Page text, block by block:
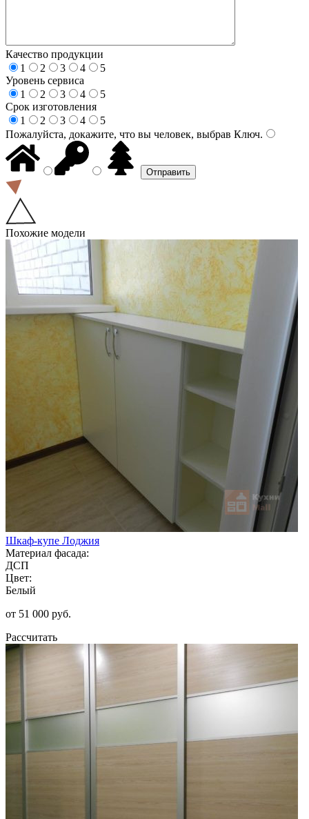
Качество продукции
1
2 3 4
5
Уровень сервиса
1
2 3 4
5
Срок изготовления
1
2 3 4
5
Пожалуйста, докажите, что вы человек, выбрав Ключ.
Похожие модели
Шкаф-купе Лоджия
Материал фасада:
ДСП
Цвет:
Белый
от 51 000 руб.
Рассчитать